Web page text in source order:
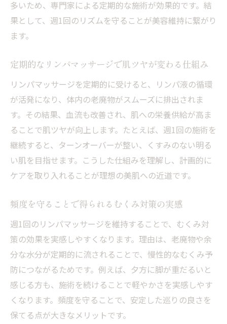
リンパマッサージ後に心がけたい体調管理
のコツ
日常に取り入れるリンパマッサージ習慣の
無理なく続けるためのリンパマッサージ頻
度の工夫
継続しやすいリンパマッサージのタイミン
忙しい女性のためのリンパマッサージ実践
ポイント
ージ活用法
リンパマッサージを楽しみながら継続する
工夫
健やかさを保つリンパマッサージの実践的ヒン
ト
リンパマッサージで体調管理を徹底する実
践例
効果を高めるためのリンパマッサージ前後
多いため、専門家による定期的な施術が効果的です。結
果として、週1回のリズムを守ることが美容維持に繋がり
ます。
定期的なリンパマッサージで肌ツヤが変わる仕組み
リンパマッサージを定期的に受けると、リンパ液の循環
が活発になり、体内の老廃物がスムーズに排出されま
す。その結果、血流も改善され、肌への栄養供給が高ま
ることで肌ツヤが向上します。たとえば、週1回の施術を
継続すると、ターンオーバーが整い、くすみのない明る
い肌を目指せます。こうした仕組みを理解し、計画的に
ケアを取り入れることが理想の美肌への近道です。
頻度を守ることで得られるむくみ対策の実感
週1回のリンパマッサージを維持することで、むくみ対
策の効果を実感しやすくなります。理由は、老廃物や余
分な水分が定期的に流されることで、慢性的なむくみ予
防につながるためです。例えば、夕方に脚が重だるいと
感じる方も、施術を続けることで軽やかさを実感しやす
くなります。頻度を守ることで、安定した巡りの良さを
保てる点が大きなメリットです。